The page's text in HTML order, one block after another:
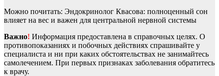
Можно почитать: Эндокринолог Квасова: полноценный сон
влияет на вес и важен для центральной нервной системы
Важно! Информация предоставлена в справочных целях. О
противопоказаниях и побочных действиях спрашивайте у
специалиста и ни при каких обстоятельствах не занимайтесь
самолечением. При первых признаках заболевания обратитесь
к врачу.